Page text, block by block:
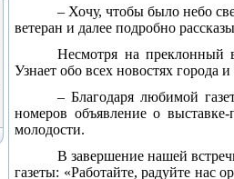
– Хочу, чтобы было небо
ветеран и далее подробно
Несмотря на преклонный
Узнает обо всех новостях города
– Благодаря любимой
номеров объявление о
молодости.
В завершение нашей
газеты: «Работайте, радуйте нас